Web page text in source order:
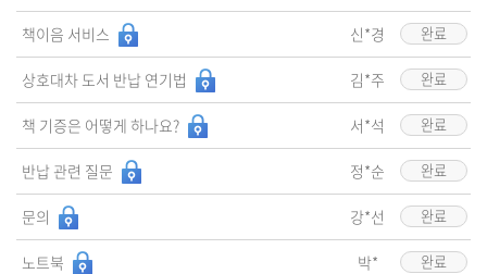
책이음 서비스 신*경 완료
상호대차 도서 반납 연기법 김*주 완료
책 기증은 어떻게 하나요? 서*석 완료
반납 관련 질문 정*순 완료
문의 강*선 완료
노트북 박* 완료